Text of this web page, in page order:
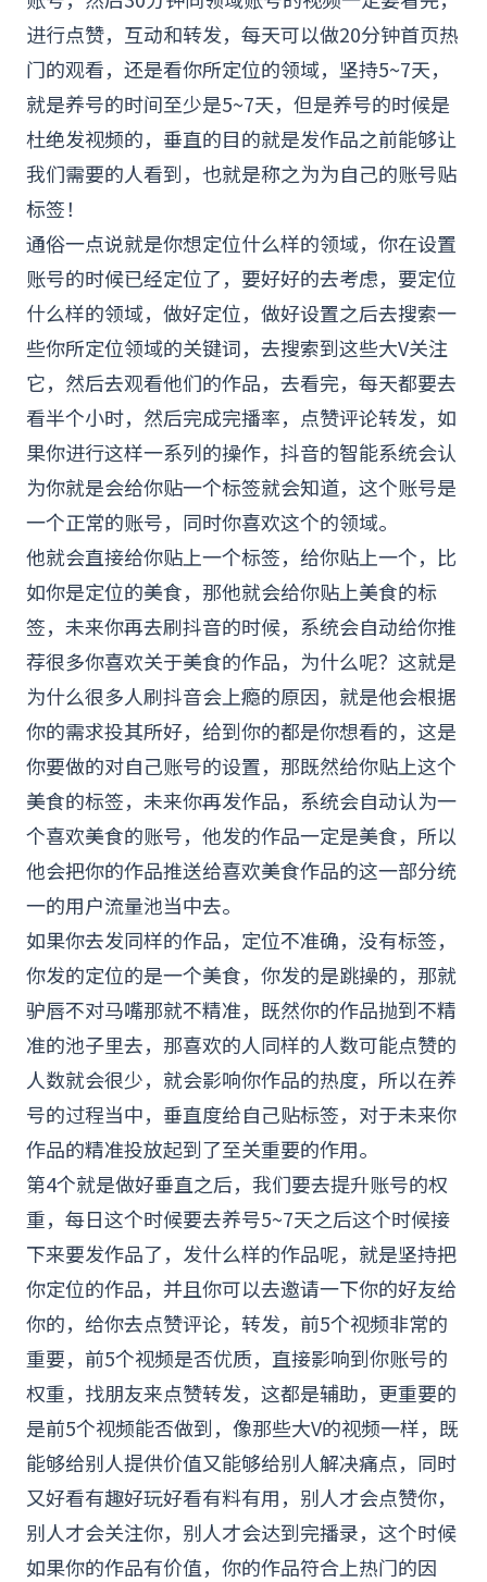
进行点赞，互动和转发，每天可以做20分钟首页热
门的观看，还是看你所定位的领域，坚持5~7天，
就是养号的时间至少是5~7天，但是养号的时候是
杜绝发视频的，垂直的目的就是发作品之前能够让
我们需要的人看到，也就是称之为为自己的账号贴
标签！
通俗一点说就是你想定位什么样的领域，你在设置
账号的时候已经定位了，要好好的去考虑，要定位
什么样的领域，做好定位，做好设置之后去搜索一
些你所定位领域的关键词，去搜索到这些大V关注
它，然后去观看他们的作品，去看完，每天都要去
看半个小时，然后完成完播率，点赞评论转发，如
果你进行这样一系列的操作，抖音的智能系统会认
为你就是会给你贴一个标签就会知道，这个账号是
一个正常的账号，同时你喜欢这个的领域。
他就会直接给你贴上一个标签，给你贴上一个，比
如你是定位的美食，那他就会给你贴上美食的标
签，未来你再去刷抖音的时候，系统会自动给你推
荐很多你喜欢关于美食的作品，为什么呢？这就是
为什么很多人刷抖音会上瘾的原因，就是他会根据
你的需求投其所好，给到你的都是你想看的，这是
你要做的对自己账号的设置，那既然给你贴上这个
美食的标签，未来你再发作品，系统会自动认为一
个喜欢美食的账号，他发的作品一定是美食，所以
他会把你的作品推送给喜欢美食作品的这一部分统
一的用户流量池当中去。
如果你去发同样的作品，定位不准确，没有标签，
你发的定位的是一个美食，你发的是跳操的，那就
驴唇不对马嘴那就不精准，既然你的作品抛到不精
准的池子里去，那喜欢的人同样的人数可能点赞的
人数就会很少，就会影响你作品的热度，所以在养
号的过程当中，垂直度给自己贴标签，对于未来你
作品的精准投放起到了至关重要的作用。
第4个就是做好垂直之后，我们要去提升账号的权
重，每日这个时候要去养号5~7天之后这个时候接
下来要发作品了，发什么样的作品呢，就是坚持把
你定位的作品，并且你可以去邀请一下你的好友给
你的，给你去点赞评论，转发，前5个视频非常的
重要，前5个视频是否优质，直接影响到你账号的
权重，找朋友来点赞转发，这都是辅助，更重要的
是前5个视频能否做到，像那些大V的视频一样，既
能够给别人提供价值又能够给别人解决痛点，同时
又好看有趣好玩好看有料有用，别人才会点赞你，
别人才会关注你，别人才会达到完播录，这个时候
如果你的作品有价值，你的作品符合上热门的因